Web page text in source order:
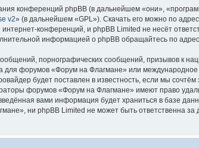
конференций phpBB (в дальнейшем «они»,
v2» (в дальнейшем «GPL»). Скачать его можно по
конференций, и phpBB Limited не несёт
информацией о phpBB обращайтесь по
порнографических сообщений, призывов к
для форумов «Форум на Флагмане» или
будет поставлен в известность, если мы
форумов «Форум на Флагмане» имеют право
вами информация будет храниться в базе
ни phpBB Limited не может быть ответственна за